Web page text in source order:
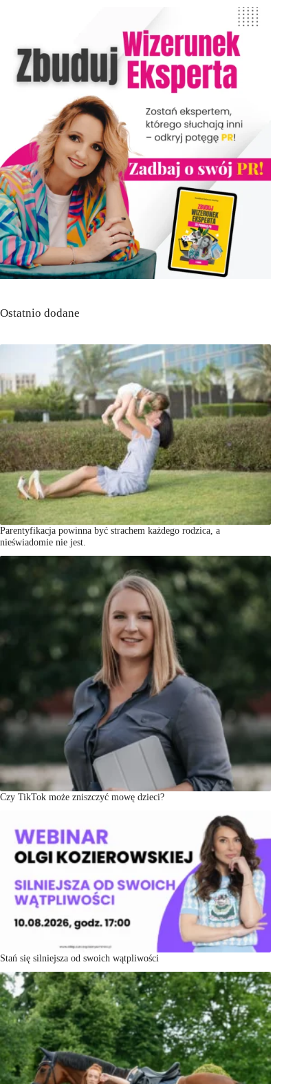
Ostatnio dodane
Parentyfikacja powinna być strachem każdego rodzica, a
nieświadomie nie jest.
Czy TikTok może zniszczyć mowę dzieci?
Stań się silniejsza od swoich wątpliwości